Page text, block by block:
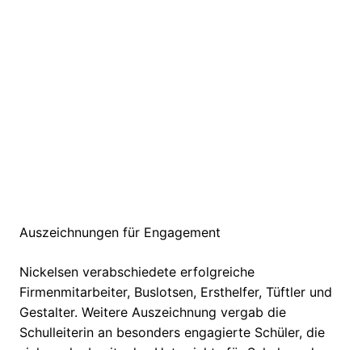
Auszeichnungen für Engagement
Nickelsen verabschiedete erfolgreiche
Firmenmitarbeiter, Buslotsen, Ersthelfer, Tüftler und
Gestalter. Weitere Auszeichnung vergab die
Schulleiterin an besonders engagierte Schüler, die